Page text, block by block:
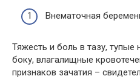
Внематочная
Тяжесть и боль в тазу,
боку, влагалищные
признаков зачатия –